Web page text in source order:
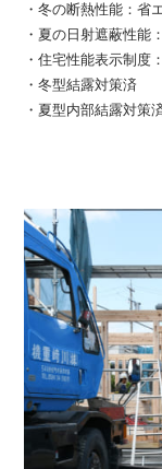
・冬の断熱性能：省
・夏の日射遮蔽性能
・住宅性能表示制度
・冬型結露対策済
・夏型内部結露対策